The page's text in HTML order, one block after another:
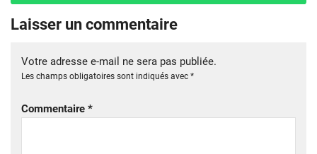
Laisser un commentaire
Votre adresse e-mail ne sera pas publiée.
Les champs obligatoires sont indiqués avec *
Commentaire *